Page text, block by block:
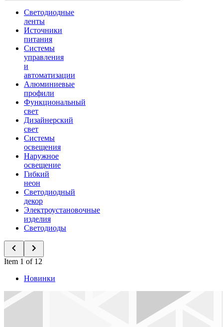
Светодиодные
ленты
Источники
питания
Системы
управления
и
автоматизации
Алюминиевые
профили
Функциональный
свет
Дизайнерский
свет
Системы
освещения
Наружное
освещение
Гибкий
неон
Светодиодный
декор
Электроустановочные
изделия
Светодиоды
Item 1 of 12
Новинки